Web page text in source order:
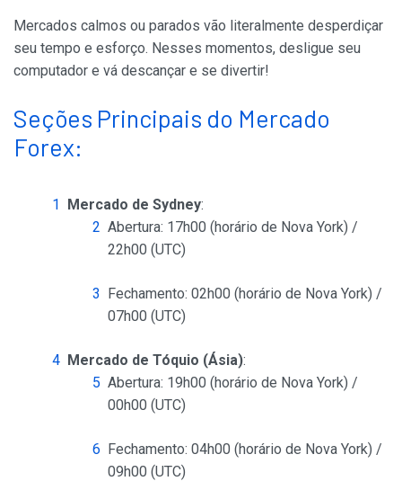
Mercados calmos ou parados vão literalmente desperdiçar
seu tempo e esforço. Nesses momentos, desligue seu
computador e vá descançar e se divertir!
Seções Principais do Mercado
Forex:
Mercado de Sydney:
Abertura: 17h00 (horário de Nova York) /
22h00 (UTC)
Fechamento: 02h00 (horário de Nova York) /
07h00 (UTC)
Mercado de Tóquio (Ásia):
Abertura: 19h00 (horário de Nova York) /
00h00 (UTC)
Fechamento: 04h00 (horário de Nova York) /
09h00 (UTC)